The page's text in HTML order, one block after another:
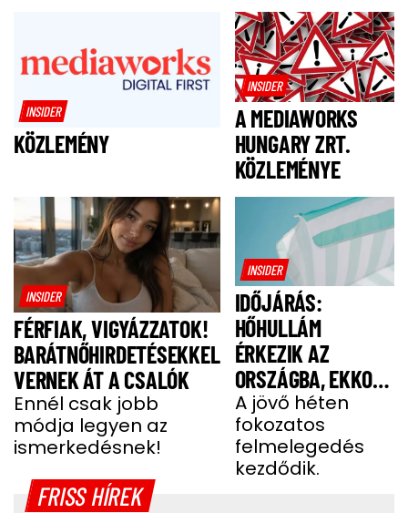
INSIDER
KÖZLEMÉNY
INSIDER
A MEDIAWORKS
HUNGARY ZRT.
KÖZLEMÉNYE
INSIDER
FÉRFIAK, VIGYÁZZATOK!
BARÁTNŐHIRDETÉSEKKEL
VERNEK ÁT A CSALÓK
Ennél csak jobb
módja legyen az
ismerkedésnek!
INSIDER
IDŐJÁRÁS:
HŐHULLÁM
ÉRKEZIK AZ
ORSZÁGBA, EKKOR
ÉR IDE
A jövő héten
fokozatos
felmelegedés
kezdődik.
FRISS HÍREK